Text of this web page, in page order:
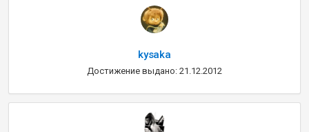
kysaka
Достижение выдано: 21.12.2012